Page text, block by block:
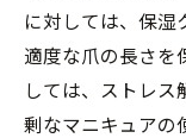
に対しては、保湿
適度な爪の長さを
しては、ストレス
剰なマニキュアの